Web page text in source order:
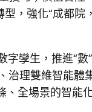
型，強化“成都
字孿生，推進“
治理雙維智能
全場景的智能